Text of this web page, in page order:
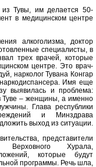
Тувы, им делается 50-
в медицинском центре
алкоголизма, доктор
специалисты, в
трех врачей, которые
центре. Это врач-
нарколог Тувана Конгар
Имя еще
выявилась и проблема:
Туве – женщины, а именно
Глава республики
и Минздрава
выход из ситуации.
представители
Верховного Хурала,
которые будут
программы. Речь шла,